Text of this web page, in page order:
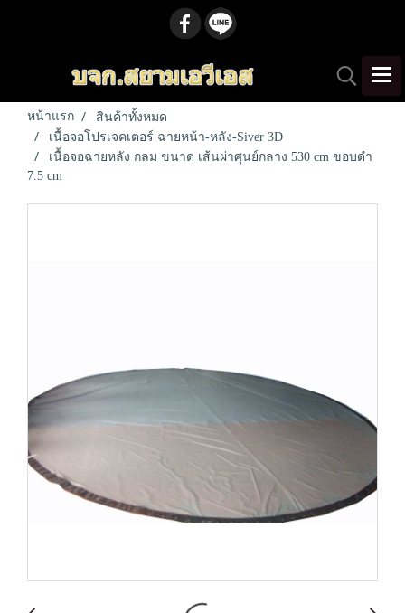
หน้าแรก
สินค้าทั้งหมด
เนื้อจอโปรเจคเตอร์ ฉายหน้า-หลัง-Siver 3D
เนื้อจอฉายหลัง กลม ขนาด เส้นผ่าศุนย์กลาง 530 cm ขอบดำ
7.5 cm